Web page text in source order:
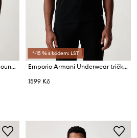
Emporio Armani Underwear loungwear tričko pánské bavlněné s elastanem
*-15 % s kódem: LST
Emporio Armani Underwear tričko pánské bavlněné s elastanem 2-pack
1599 Kč